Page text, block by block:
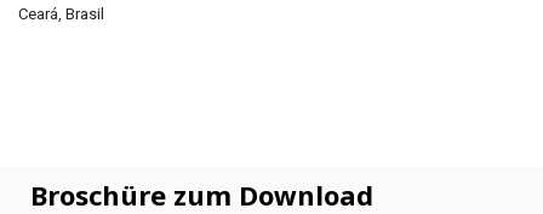
Ceará, Brasil
Broschüre zum Download